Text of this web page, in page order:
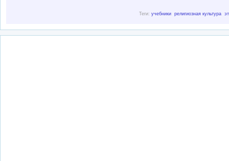
Теги: учебники религиозная культура